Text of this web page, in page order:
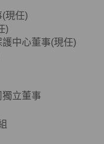
(現任)
)
中心董事(現任)
獨立董事